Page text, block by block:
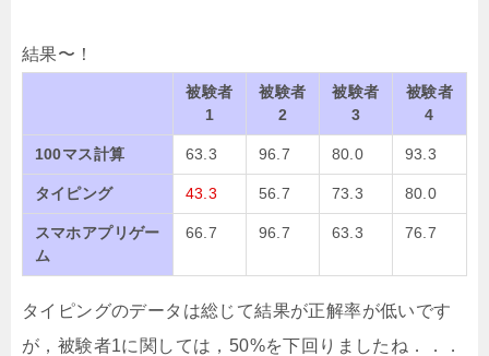
結果〜！
被験者
1
被験者
2
被験者
3
被験者
4
100マス計算 63.3 96.7 80.0 93.3
タイピング 43.3 56.7 73.3 80.0
スマホアプリゲー
ム
66.7 96.7 63.3 76.7
タイピングのデータは総じて結果が正解率が低いです
が，被験者1に関しては，50%を下回りましたね．．．